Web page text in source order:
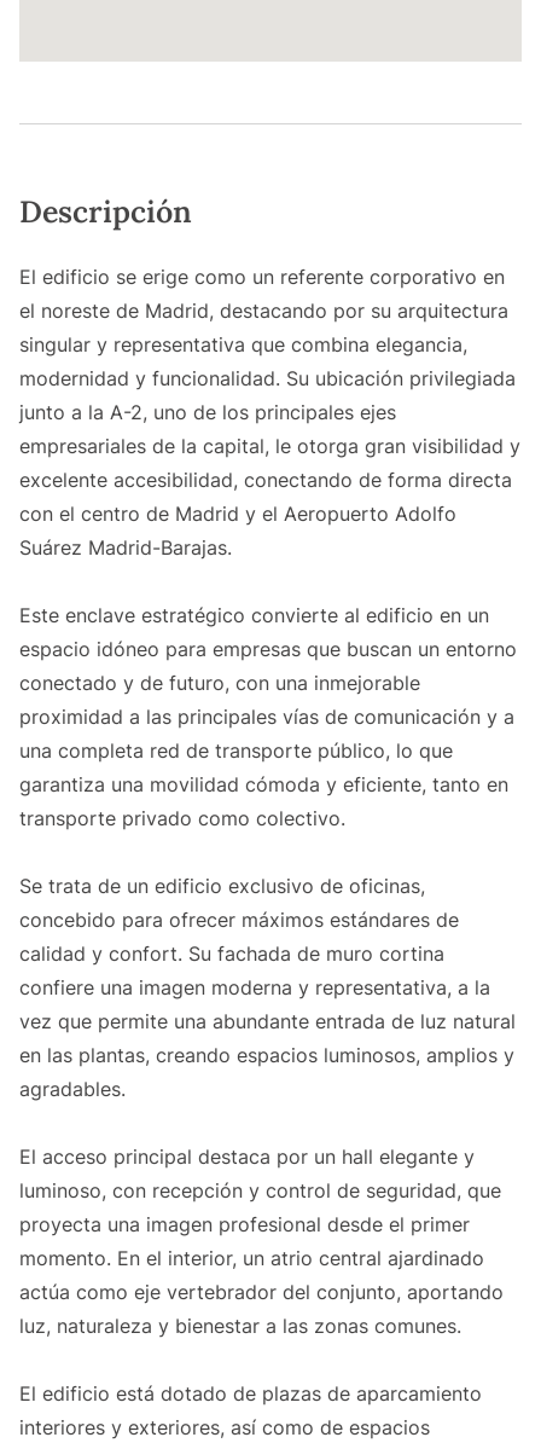
Descripción
El edificio se erige como un referente corporativo en
el noreste de Madrid, destacando por su arquitectura
singular y representativa que combina elegancia,
modernidad y funcionalidad. Su ubicación privilegiada
junto a la A-2, uno de los principales ejes
empresariales de la capital, le otorga gran visibilidad y
excelente accesibilidad, conectando de forma directa
con el centro de Madrid y el Aeropuerto Adolfo
Suárez Madrid-Barajas.
Este enclave estratégico convierte al edificio en un
espacio idóneo para empresas que buscan un entorno
conectado y de futuro, con una inmejorable
proximidad a las principales vías de comunicación y a
una completa red de transporte público, lo que
garantiza una movilidad cómoda y eficiente, tanto en
transporte privado como colectivo.
Se trata de un edificio exclusivo de oficinas,
concebido para ofrecer máximos estándares de
calidad y confort. Su fachada de muro cortina
confiere una imagen moderna y representativa, a la
vez que permite una abundante entrada de luz natural
en las plantas, creando espacios luminosos, amplios y
agradables.
El acceso principal destaca por un hall elegante y
luminoso, con recepción y control de seguridad, que
proyecta una imagen profesional desde el primer
momento. En el interior, un atrio central ajardinado
actúa como eje vertebrador del conjunto, aportando
luz, naturaleza y bienestar a las zonas comunes.
El edificio está dotado de plazas de aparcamiento
interiores y exteriores, así como de espacios